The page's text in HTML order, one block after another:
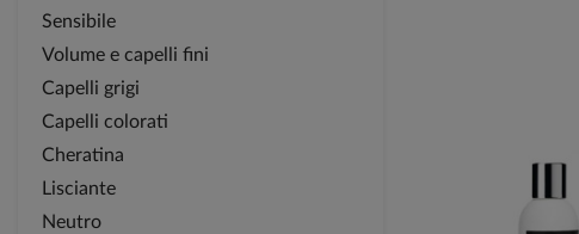
Sensibile
Volume e capelli fini
Capelli grigi
Capelli colorati
Cheratina
Lisciante
Neutro